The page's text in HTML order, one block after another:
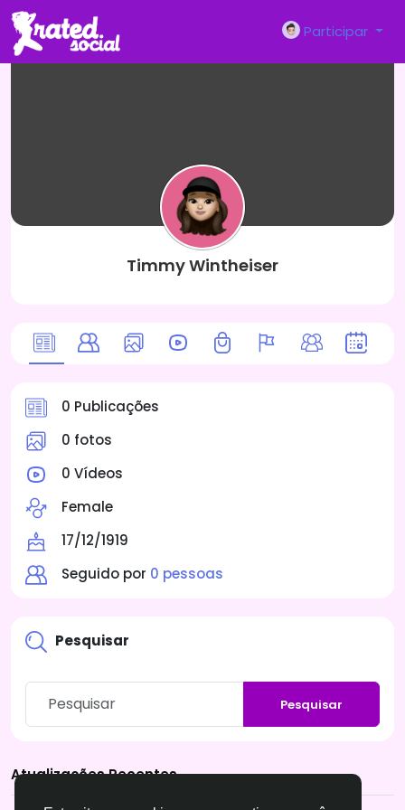
Participar
Timmy Wintheiser
0 Publicações
0 fotos
0 Vídeos
Female
17/12/1919
Seguido por 0 pessoas
Pesquisar
Pesquisar
Atualizações Recentes